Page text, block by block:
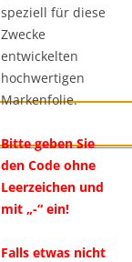
speziell für diese
Zwecke
entwickelten
hochwertigen
Markenfolie.
Bitte geben Sie
den Code ohne
Leerzeichen und
mit „-“ ein!
Falls etwas nicht